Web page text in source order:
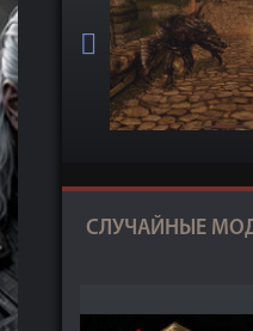
СЛУЧАЙНЫЕ